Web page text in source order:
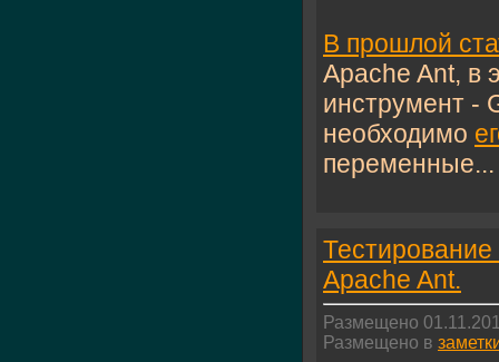
В прошлой
Apache Ant, в
инструмент -
необходимо
переменные...
Apache Ant.
Размещено
Размещено в